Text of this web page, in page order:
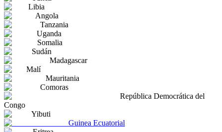
Libia
Angola
Tanzania
Uganda
Somalia
Sudán
Madagascar
Malí
Mauritania
Comoras
República Democrática del
Congo
Yibuti
Guinea Ecuatorial